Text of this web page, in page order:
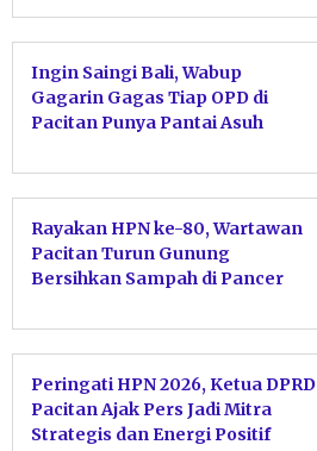
Ingin Saingi Bali, Wabup
Gagarin Gagas Tiap OPD di
Pacitan Punya Pantai Asuh
Rayakan HPN ke-80, Wartawan
Pacitan Turun Gunung
Bersihkan Sampah di Pancer
Peringati HPN 2026, Ketua DPRD
Pacitan Ajak Pers Jadi Mitra
Strategis dan Energi Positif